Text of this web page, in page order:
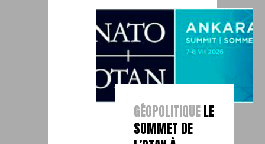
GÉOPOLITIQUELE
SOMMET DE